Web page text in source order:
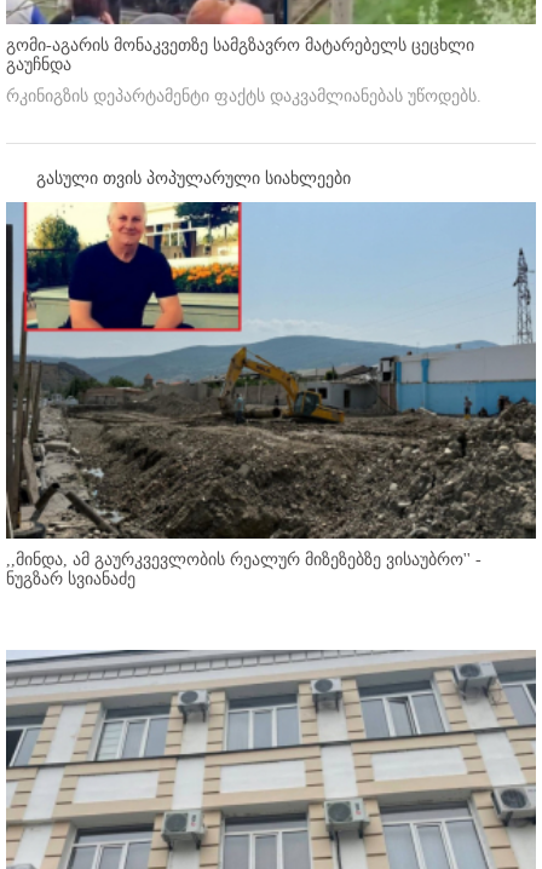
გომი-აგარის მონაკვეთზე სამგზავრო მატარებელს ცეცხლი
გაუჩნდა
რკინიგზის დეპარტამენტი ფაქტს დაკვამლიანებას უწოდებს.
გასული თვის პოპულარული სიახლეები
,,მინდა, ამ გაურკვევლობის რეალურ მიზეზებზე ვისაუბრო'' -
ნუგზარ სვიანაძე